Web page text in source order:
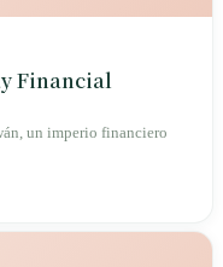
Financial
un imperio financiero